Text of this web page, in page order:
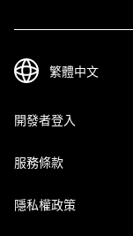
開發者登入
服務條款
隱私權政策